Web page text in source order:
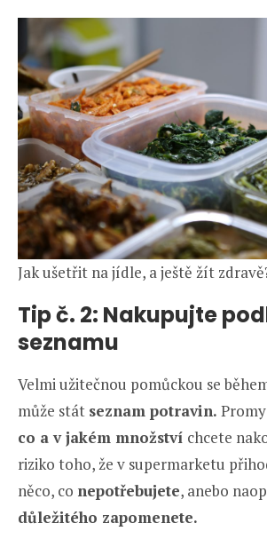
Jak ušetřit na jídle, a ještě žít
Tip č. 2: Nakupujte
seznamu
Velmi užitečnou pomůckou se
může stát seznam potravin.
co a v jakém množství chcete
riziko toho, že v supermarketu
něco, co nepotřebujete, anebo
důležitého zapomenete.